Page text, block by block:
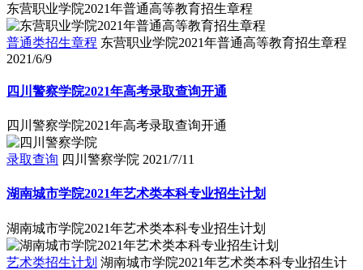
东营职业学院2021年普通高等教育招生章程
普通类招生章程 东营职业学院2021年普通高等教育招生章程
2021/6/9
四川警察学院2021年高考录取查询开通
四川警察学院2021年高考录取查询开通
录取查询 四川警察学院 2021/7/11
湖南城市学院2021年艺术类本科专业招生计划
湖南城市学院2021年艺术类本科专业招生计划
艺术类招生计划 湖南城市学院2021年艺术类本科专业招生计